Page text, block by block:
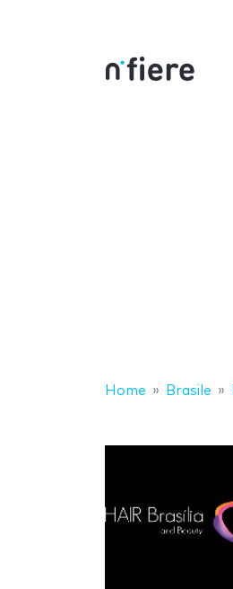
Home Brasile